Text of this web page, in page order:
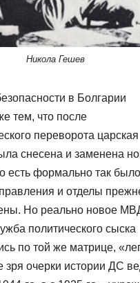
Никола Гешев
в Болгарии
тем, что после
переворота царская
снесена и заменена
есть формально так было
и отделы
Но реально новое
политического сыска
по той же матрице,
зря очерки истории ДС